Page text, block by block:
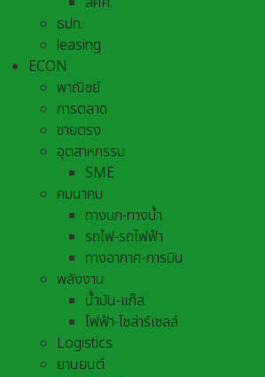
ธปท.
leasing
ECON
พาณิชย์
การตลาด
ขายตรง
อุตสาหกรรม
SME
คมนาคม
ทางบก-ทางน้ำ
รถไฟ-รถไฟฟ้า
ทางอากาศ-การบิน
พลังงาน
น้ำมัน-แก๊ส
ไฟฟ้า-โซล่าร์เซลล์
Logistics
ยานยนต์